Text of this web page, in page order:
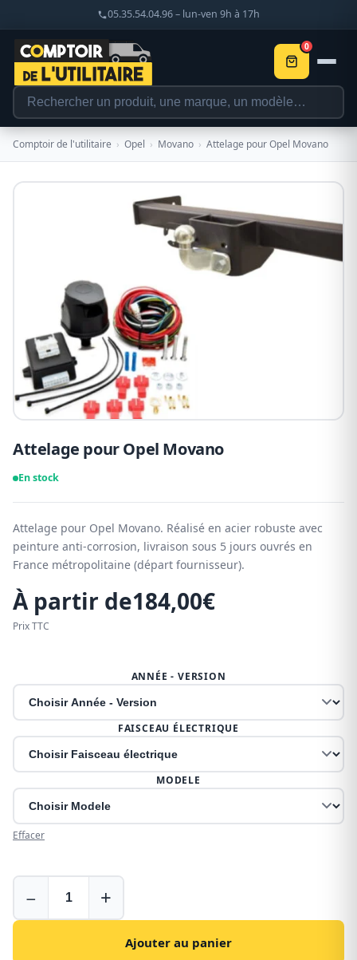
05.35.54.04.96 – lun-ven 9h à 17h
0
Comptoir de l'utilitaire › Opel › Movano › Attelage pour Opel Movano
Attelage pour Opel Movano
En stock
Attelage pour Opel Movano. Réalisé en acier robuste avec
peinture anti-corrosion, livraison sous 5 jours ouvrés en
France métropolitaine (départ fournisseur).
À partir de184,00€
Prix TTC
ANNÉE - VERSION
FAISCEAU ÉLECTRIQUE
MODELE
Effacer
pour
Opel
− +
Ajouter au panier